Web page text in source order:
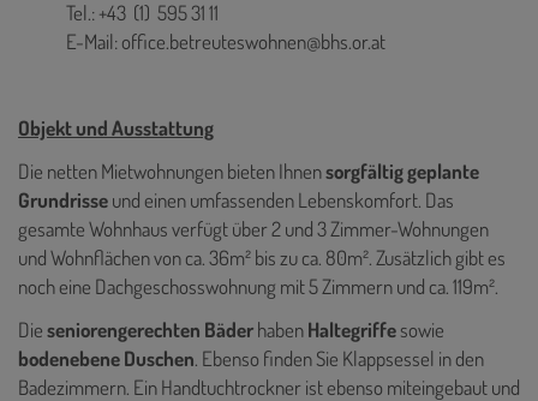
Tel.: +43 (1) 595 31 11
E-Mail: office.betreuteswohnen@bhs.or.at
Objekt und Ausstattung
Die netten Mietwohnungen bieten Ihnensorgfältig geplante
Grundrisseund einen umfassenden Lebenskomfort. Das
gesamte Wohnhaus verfügt über 2 und 3 Zimmer-Wohnungen
und Wohnflächen von ca. 36m² bis zu ca. 80m². Zusätzlich gibt es
noch eine Dachgeschosswohnung mit 5 Zimmern und ca. 119m².
Dieseniorengerechten BäderhabenHaltegriffesowie
bodenebene Duschen. Ebenso finden Sie Klappsessel in den
Badezimmern. Ein Handtuchtrockner ist ebenso miteingebaut und